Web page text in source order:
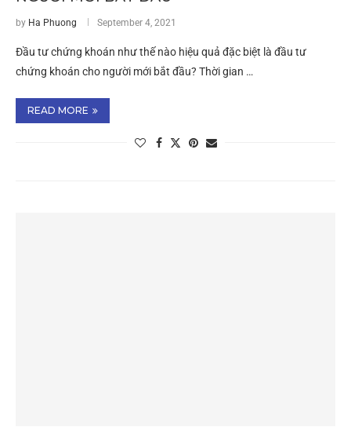
by Ha Phuong September 4, 2021
Đầu tư chứng khoán như thế nào hiệu quả đặc biệt là đầu tư
chứng khoán cho người mới bắt đầu? Thời gian …
READ MORE